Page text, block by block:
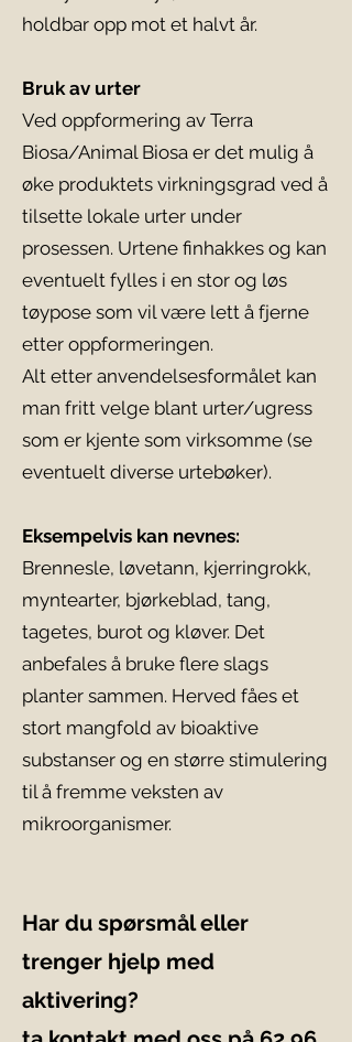
holdbar opp mot et halvt år.
Bruk av urter
Ved oppformering av Terra
Biosa/Animal Biosa er det mulig å
øke produktets virkningsgrad ved å
tilsette lokale urter under
prosessen. Urtene finhakkes og kan
eventuelt fylles i en stor og løs
tøypose som vil være lett å fjerne
etter oppformeringen.
Alt etter anvendelsesformålet kan
man fritt velge blant urter/ugress
som er kjente som virksomme (se
eventuelt diverse urtebøker).
Eksempelvis kan nevnes:
Brennesle, løvetann, kjerringrokk,
myntearter, bjørkeblad, tang,
tagetes, burot og kløver. Det
anbefales å bruke flere slags
planter sammen. Herved fåes et
stort mangfold av bioaktive
substanser og en større stimulering
til å fremme veksten av
mikroorganismer.
Har du spørsmål eller
trenger hjelp med
aktivering?